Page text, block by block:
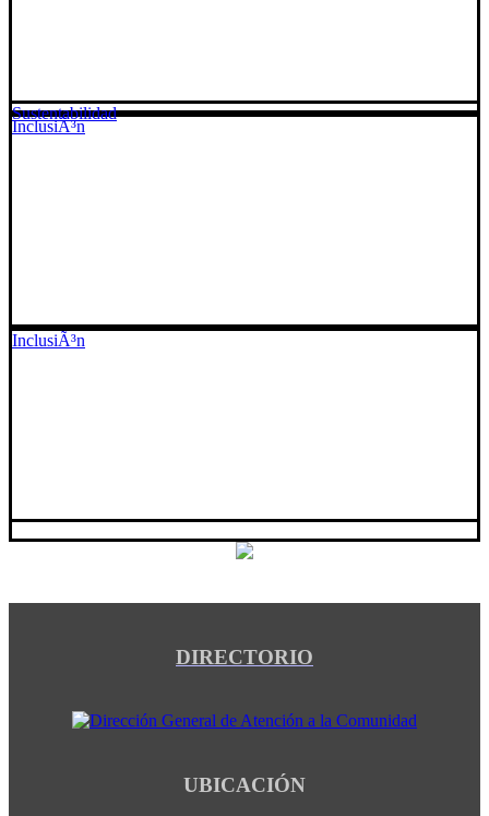
InclusiÃ³n
InclusiÃ³n
Sustentabilidad
DIRECTORIO
UBICACIÓN